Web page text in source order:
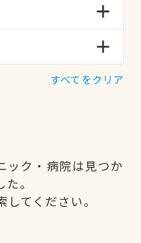
すべてをクリア
ック・病院は見つか
。
てください。